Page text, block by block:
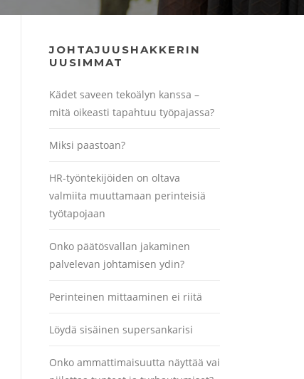
JOHTAJUUSHAKKERIN
UUSIMMAT
Kädet saveen tekoälyn kanssa –
mitä oikeasti tapahtuu työpajassa?
Miksi paastoan?
HR-työntekijöiden on oltava
valmiita muuttamaan perinteisiä
työtapojaan
Onko päätösvallan jakaminen
palvelevan johtamisen ydin?
Perinteinen mittaaminen ei riitä
Löydä sisäinen supersankarisi
Onko ammattimaisuutta näyttää vai